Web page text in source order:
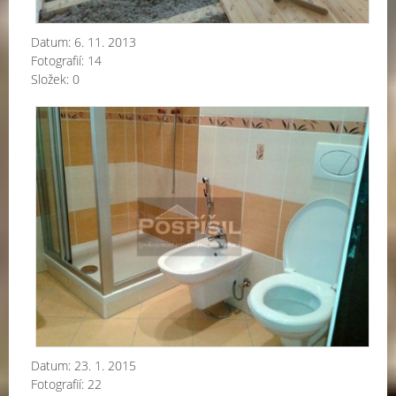
Datum: 6. 11. 2013
Fotografií: 14
Složek: 0
Datum: 23. 1. 2015
Fotografií: 22